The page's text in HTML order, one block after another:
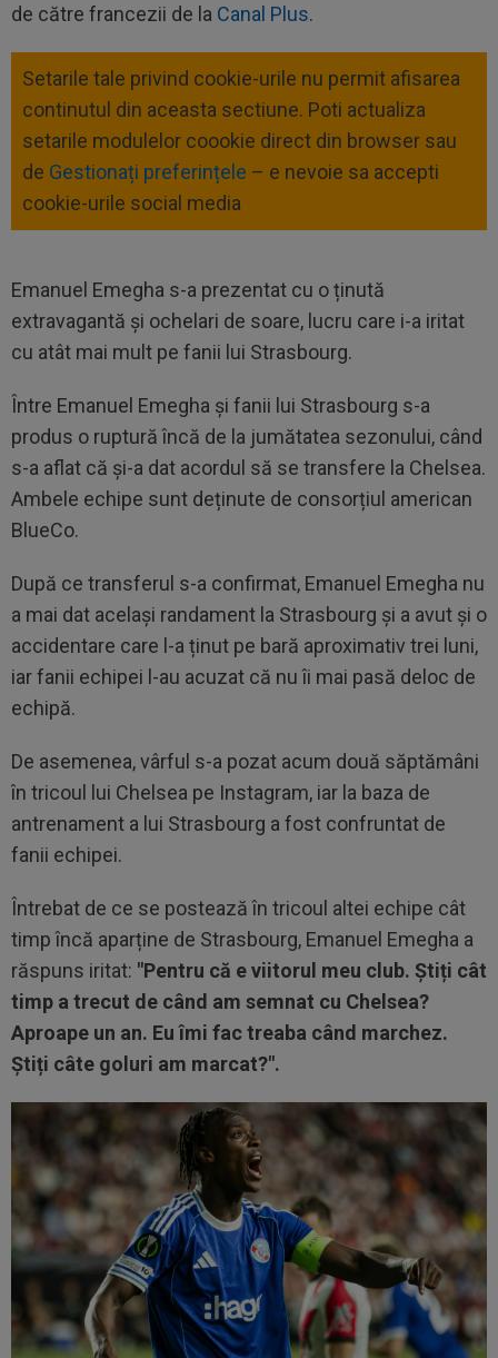
de către francezii de la Canal Plus.
Setarile tale privind cookie-urile nu permit afisarea
continutul din aceasta sectiune. Poti actualiza
setarile modulelor coookie direct din browser sau
de Gestionați preferințele – e nevoie sa accepti
cookie-urile social media
Emanuel Emegha s-a prezentat cu o ținută
extravagantă și ochelari de soare, lucru care i-a iritat
cu atât mai mult pe fanii lui Strasbourg.
Între Emanuel Emegha și fanii lui Strasbourg s-a
produs o ruptură încă de la jumătatea sezonului, când
s-a aflat că și-a dat acordul să se transfere la Chelsea.
Ambele echipe sunt deținute de consorțiul american
BlueCo.
După ce transferul s-a confirmat, Emanuel Emegha nu
a mai dat același randament la Strasbourg și a avut și o
accidentare care l-a ținut pe bară aproximativ trei luni,
iar fanii echipei l-au acuzat că nu îi mai pasă deloc de
echipă.
De asemenea, vârful s-a pozat acum două săptămâni
în tricoul lui Chelsea pe Instagram, iar la baza de
antrenament a lui Strasbourg a fost confruntat de
fanii echipei.
Întrebat de ce se postează în tricoul altei echipe cât
timp încă aparține de Strasbourg, Emanuel Emegha a
răspuns iritat: "Pentru că e viitorul meu club. Știți cât
timp a trecut de când am semnat cu Chelsea?
Aproape un an. Eu îmi fac treaba când marchez.
Știți câte goluri am marcat?".